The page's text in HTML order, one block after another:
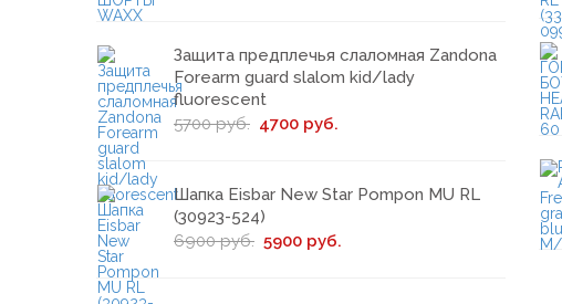
Защита предплечья слаломная Zandona
Forearm guard slalom kid/lady
fluorescent
5700 руб. 4700 руб.
Шапка Eisbar New Star Pompon MU RL
(30923-524)
6900 руб. 5900 руб.